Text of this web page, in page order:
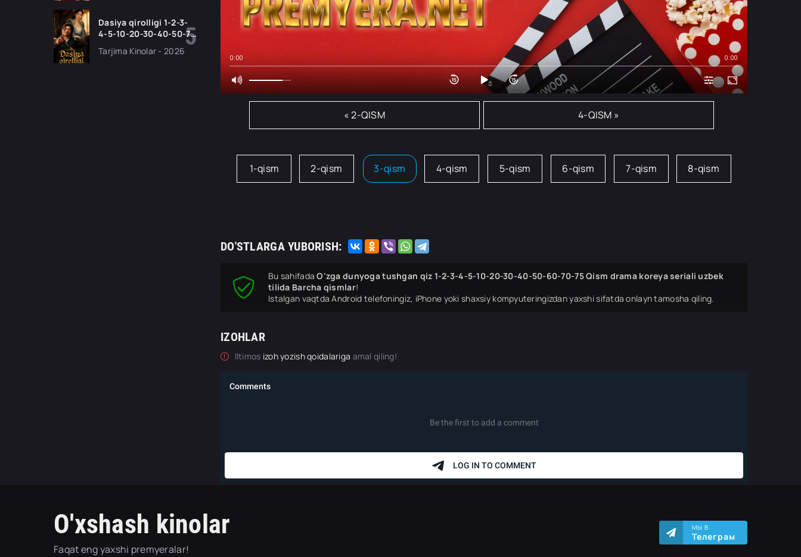
skachat
Dasiya qirolligi 1-2-3-
4-5-10-20-30-40-50-70
seriali uzbek tilida
Tarjima Kinolar - 2026
0:00 0:00
« 2-QISM 4-QISM »
1-qism 2-qism 3-qism 4-qism 5-qism 6-qism 7-qism 8-qism
DO'STLARGA YUBORISH:
Bu sahifadaO'zga dunyoga tushgan qiz 1-2-3-4-5-10-20-30-40-50-60-70-75 Qism drama koreya seriali uzbek
tilida Barcha qismlar!
Istalgan vaqtda Android telefoningiz, iPhone yoki shaxsiy kompyuteringizdan yaxshi sifatda onlayn tamosha qiling.
IZOHLAR
Iltimos izoh yozish qoidalariga amal qiling!
O'xshash kinolar
Faqat eng yaxshi premyeralar!
МЫ В
Телеграм